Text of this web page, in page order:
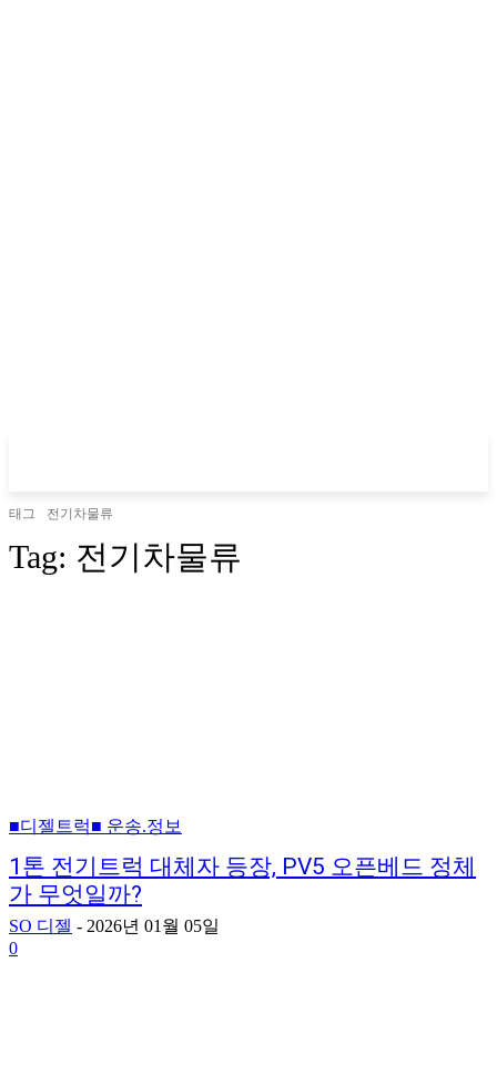
태그 전기차물류
Tag: 전기차물류
■디젤트럭■ 운송.정보
1톤 전기트럭 대체자 등장, PV5 오픈베드 정체
가 무엇일까?
SO 디젤 - 2026년 01월 05일
0